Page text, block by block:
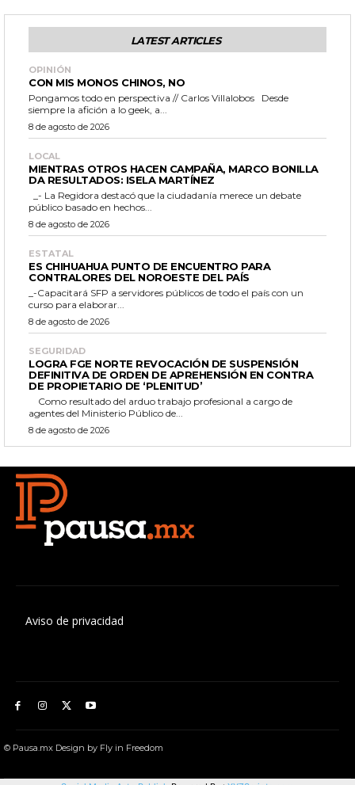
LATEST ARTICLES
OPINIÓN
CON MIS MONOS CHINOS, NO
Pongamos todo en perspectiva // Carlos Villalobos Desde
siempre la afición a lo geek, a...
8 de agosto de 2026
LOCAL
MIENTRAS OTROS HACEN CAMPAÑA, MARCO BONILLA
DA RESULTADOS: ISELA MARTÍNEZ
público basado en hechos...
8 de agosto de 2026
ESTATAL
ES CHIHUAHUA PUNTO DE ENCUENTRO PARA
CONTRALORES DEL NOROESTE DEL PAÍS
_-Capacitará SFP a servidores públicos de todo el país con un
curso para elaborar...
8 de agosto de 2026
SEGURIDAD
LOGRA FGE NORTE REVOCACIÓN DE SUSPENSIÓN
DEFINITIVA DE ORDEN DE APREHENSIÓN EN CONTRA
DE PROPIETARIO DE ‘PLENITUD’
agentes del Ministerio Público de...
8 de agosto de 2026
Aviso de privacidad
© Pausa.mx Design by Fly in Freedom